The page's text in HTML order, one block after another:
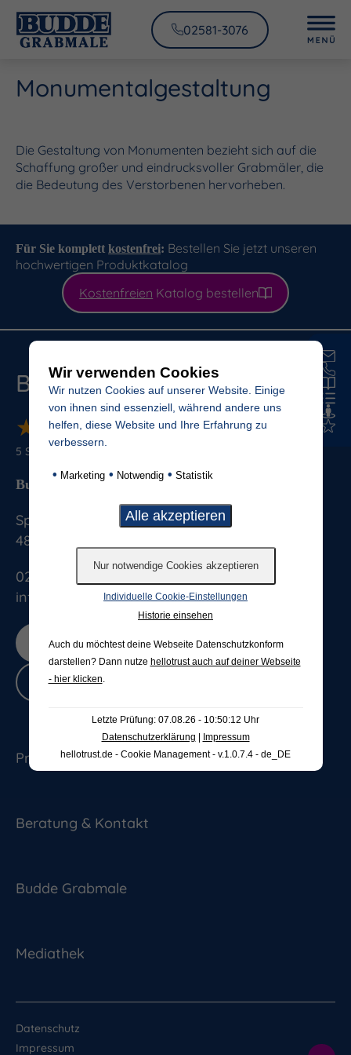
02581-3076
Monumentalgestaltung
Die Gestaltung von Monumenten bezieht sich auf die
Schaffung großer und eindrucksvoller Grabmäler, die
die Bedeutung des Verstorbenen hervorheben.
Für Sie komplett kostenfrei: Bestellen Sie jetzt unseren
hochwertigen Produktkatalog
Kostenfreien Katalog bestellen
Budde Grabmale
★
★★★★
★ ★★★★
5 Sterne von
Budde Grabmale GmbH & Co. KG
info@budde-grabmale.de
025813076
Splieterstrasse 41
48231
Jetzt bewerten
Bewertungen lesen
Produkte & Ausstellung
Beratung & Kontakt
Budde Grabmale
Mediathek
Datenschutz
Impressum
Wir verwenden Cookies
Wir nutzen Cookies auf unserer Website. Einige
von ihnen sind essenziell, während andere uns
helfen, diese Website und Ihre Erfahrung zu
verbessern.
• Marketing • Notwendig • Statistik
Individuelle Cookie-Einstellungen
Historie einsehen
Auch du möchtest deine Webseite Datenschutzkonform
darstellen? Dann nutze hellotrust auch auf deiner Webseite
- hier klicken
Letzte Prüfung: 07.08.26 - 10:50:12 Uhr
Datenschutzerklärung | Impressum
hellotrust.de - Cookie Management - v.1.0.7.4 - de_DE